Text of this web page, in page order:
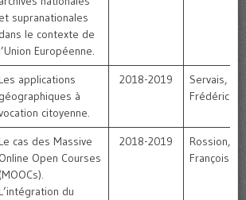
et supranationales
dans le contexte de
l’Union Européenne.
Les applications
géographiques à
citoyenne.
2018-2019
Servais,
Frédéric
Le cas des Massive
Online Open Courses
(MOOCs).
L’intégration du
2018-2019
Rossion,
Françoise